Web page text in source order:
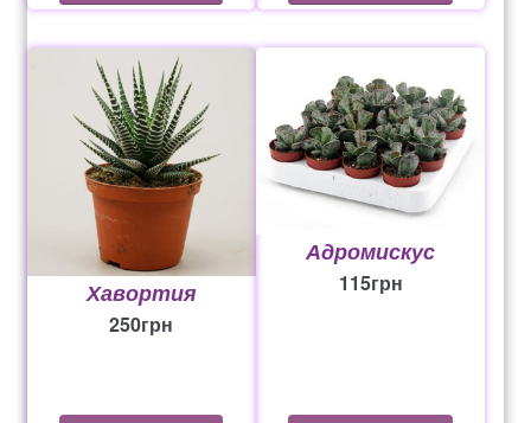
Хавортия
250грн
Адромискус
115грн